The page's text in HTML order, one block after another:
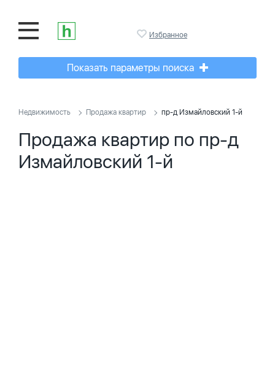
Избранное
Показать параметры поиска
Недвижимость Продажа квартир пр-д Измайловский 1-й
Продажа квартир по пр-д
Измайловский 1-й